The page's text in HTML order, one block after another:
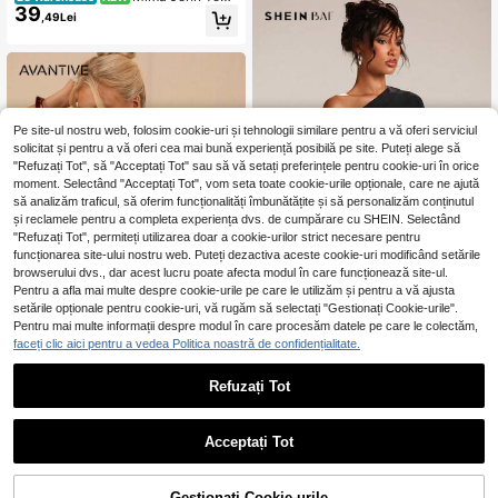
elegant de vară cu buline, model ha
lter, pentru femei, top scurt, transpar
inute de vacanță la plajă, petrecere,
festival, topuri de vară cu buline alb
-negru pentru femei, topuri de vară
pentru femei, bluze casual pentru fe
entru femei, topuri Y2K
39 ,49Lei
16
EU Warehouse Avantive Top de vară
pentru femei cu dungi, stil boho pen
tru festival de muzică, Y2K anii '90,
48
SHEIN BAE
EU Warehouse SHEIN BAE Tricou da
mă alb casual, culoare solidă, cu tiv
asimetric, din dantelă, model patch
work, potrivit pentru purtare în strat
uri primăvară/vară, ținută casual zil
nică, cumpărături, serviciu, naveta,
topuri de vară, topuri asimetrice cu
umeri
48,50Lei
Pe site-ul nostru web, folosim cookie-uri și tehnologii similare pentru a vă oferi serviciul
solicitat și pentru a vă oferi cea mai bună experiență posibilă pe site. Puteți alege să
"Refuzați Tot", să "Acceptați Tot" sau să vă setați preferințele pentru cookie-uri în orice
moment. Selectând "Acceptați Tot", vom seta toate cookie-urile opționale, care ne ajută
să analizăm traficul, să oferim funcționalități îmbunătățite și să personalizăm conținutul
și reclamele pentru a completa experiența dvs. de cumpărare cu SHEIN. Selectând
"Refuzați Tot", permiteți utilizarea doar a cookie-urilor strict necesare pentru
funcționarea site-ului nostru web. Puteți dezactiva aceste cookie-uri modificând setările
browserului dvs., dar acest lucru poate afecta modul în care funcționează site-ul.
Pentru a afla mai multe despre cookie-urile pe care le utilizăm și pentru a vă ajusta
setările opționale pentru cookie-uri, vă rugăm să selectați "Gestionați Cookie-urile".
Pentru mai multe informații despre modul în care procesăm datele pe care le colectăm,
faceți clic aici pentru a vedea Politica noastră de confidențialitate.
Refuzați Tot
Acceptați Tot